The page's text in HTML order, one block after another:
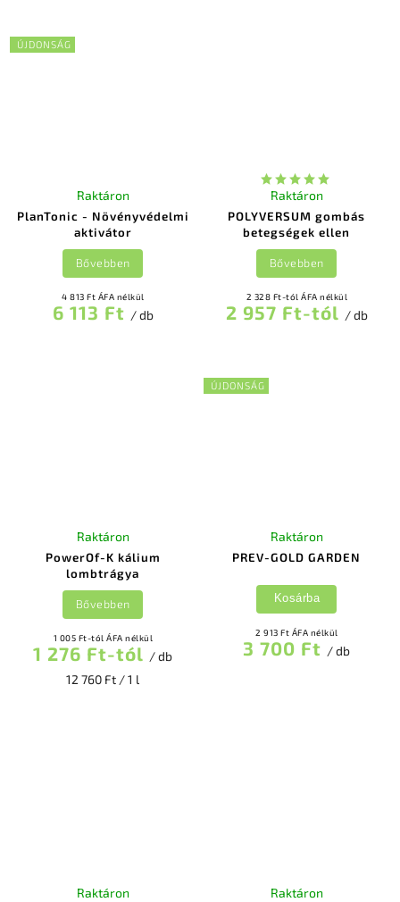
ÚJDONSÁG
PlanTonic - Növényvédelmi
aktivátor
Raktáron
4 813 Ft ÁFA nélkül
6 113 Ft / db
Bővebben
POLYVERSUM gombás
betegségek ellen
Raktáron
2 328 Ft-tól ÁFA nélkül
2 957 Ft-tól / db
Bővebben
PowerOf-K kálium
lombtrágya
Raktáron
1 005 Ft-tól ÁFA nélkül
1 276 Ft-tól / db
12 760 Ft / 1 l
Bővebben
ÚJDONSÁG
PREV-GOLD GARDEN
Raktáron
2 913 Ft ÁFA nélkül
3 700 Ft / db
Kosárba
Raktáron Raktáron